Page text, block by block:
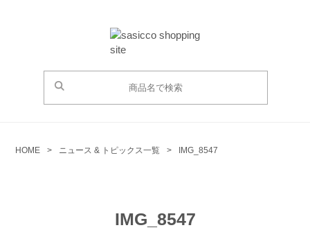
HOME > ニュース & トピックス一覧 > IMG_8547
IMG_8547